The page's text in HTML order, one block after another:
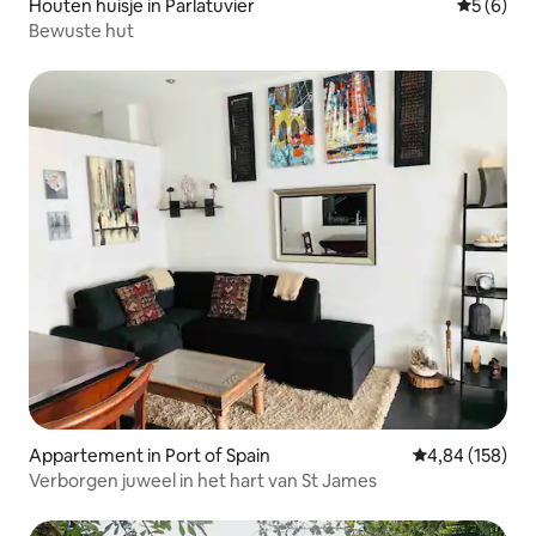
Houten huisje in Parlatuvier
5 (6)
Bewuste hut
Appartement in Port of Spain Gemiddelde
4,84 (158)
Verborgen juweel in het hart van St James